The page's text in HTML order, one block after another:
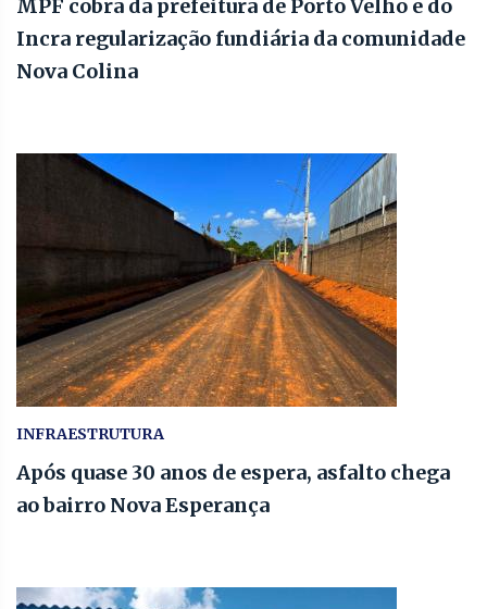
MPF cobra da prefeitura de Porto Velho e do
Incra regularização fundiária da comunidade
Nova Colina
INFRAESTRUTURA
Após quase 30 anos de espera, asfalto chega
ao bairro Nova Esperança